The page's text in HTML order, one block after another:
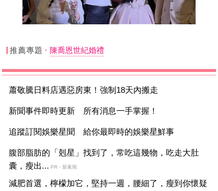
推薦專題 陳喬恩世紀婚禮
蕭敬騰日料店遇惡房東！強制18天內搬走
新聞事件即時更新 所有消息一手掌握！
追蹤訂閱娛樂星聞 給你最即時的娛樂星鮮事
腹部脂肪的「剋星」找到了，常吃這幾物，吃走大肚
囊，瘦出... PR・新素簡
減肥首選，檸檬加它，堅持一週，腰細了，瘦到你懷疑